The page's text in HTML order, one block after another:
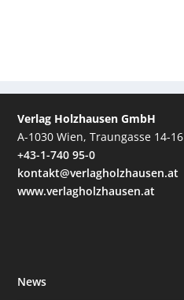
Verlag Holzhausen GmbH
A-1030 Wien, Traungasse 14-16
+43-1-740 95-0
kontakt@verlagholzhausen.at
www.verlagholzhausen.at
News